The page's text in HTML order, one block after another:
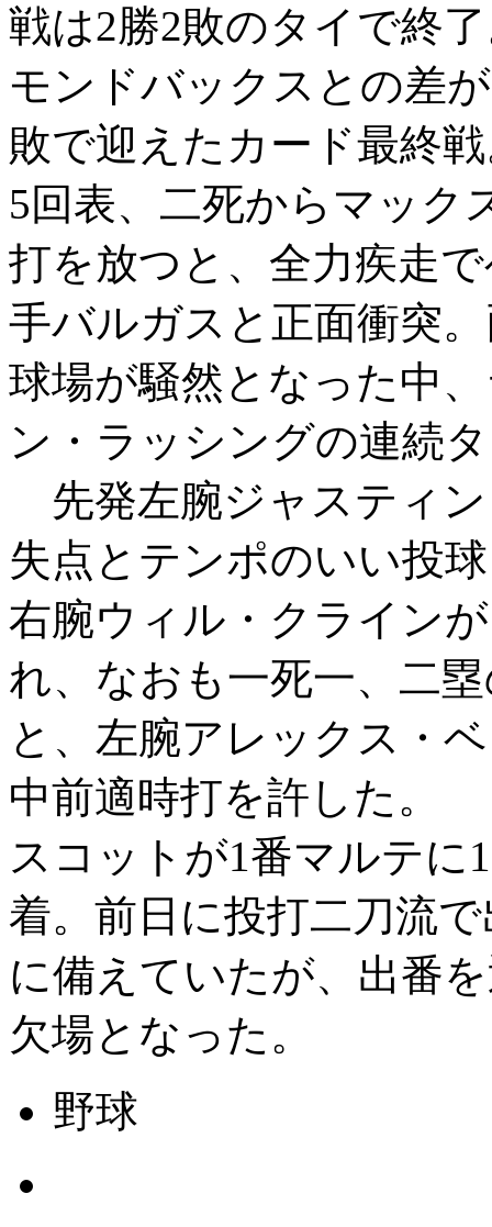
戦は2勝2敗のタイで終
モンドバックスとの差
敗で迎えたカード最終
5回表、二死からマック
打を放つと、全力疾走
手バルガスと正面衝突
球場が騒然となった中
ン・ラッシングの連続
先発左腕ジャスティ
失点とテンポのいい投
右腕ウィル・クライン
れ、なおも一死一、二
と、左腕アレックス・
中前適時打を許した。
スコットが1番マルテに
着。前日に投打二刀流
に備えていたが、出番
欠場となった。
野球